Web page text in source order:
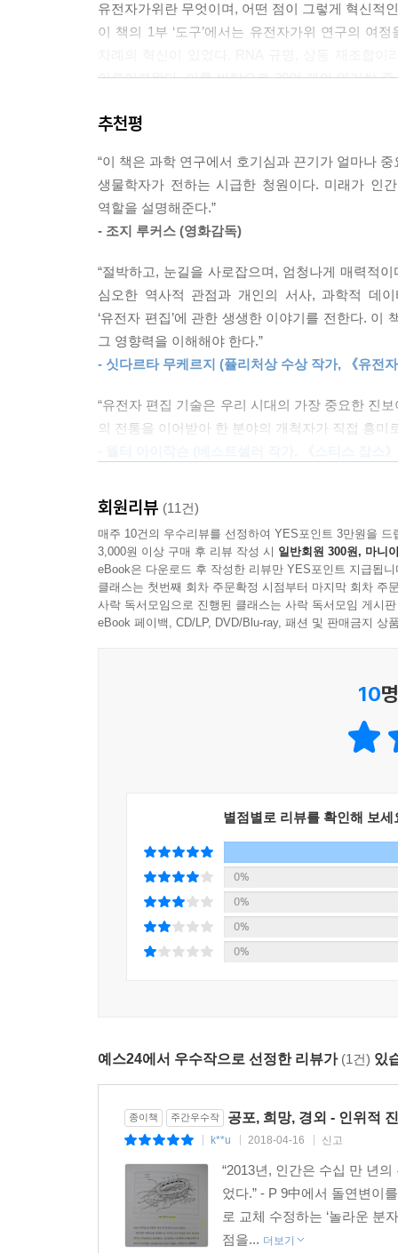
166~167쪽 크리스퍼가 생명공학 기술 무대에서
모든 과학자가 크리스퍼를 이용해서 유전자 편집
179쪽 크리스퍼가 알려진 지 몇 년 안에, 크리스
자에 제초제 저항력을 부여하는 데도 사용되었다
리스퍼를 사용해서 오렌지 게놈을 편집하기도 했
고 있다. 한국 과학자 김진수 연구팀은 바나나 유
200쪽 크리스퍼는 과학자가 더 섬세한 유전자 통
들어, 돼지를 대상으로 한 실험은 크리스퍼가 돼
적으로 생산할 수 있다는 사실을 증명했다.
면역 반응을 유도하는 돼지 유전자를 억제하고,
거하는 데 이르렀다. (…) 목표는 주문에 맞춰 생산
조작으로 뿔 없는 소를 만드는 데 성공했다면, 말
207쪽 크리스퍼는 멸종 동물을 복원할 수 있는 또
복원 계획과 크게 다르지 않다.
216쪽 모기가 특정 병원균을 전파하는 상황을 예
된다. 한편으로는 환자 조직 표본에서 유래한 인
연변이를 크리스퍼로 교정할 것이다. 겸상적혈구
리해서 베타글로빈 유전자 돌연변이를 크리스퍼
이의 면역거부반응을 걱정할 필요가 없다.
242쪽 크리스퍼 이전의 유전자 편집 기술과 달리
주 단순해서 고등학생도 할 수 있다. 사실은 너무
연계해서 게놈의 가장 깊은 곳을 조사하고, 사전
하기 전까지는, 과학자들은 생식세포에 손대서는
259쪽 크리스퍼가 다른 용도로 사용되는 일을 상
자신의 연구가 불러올 결과나 타당성에 대한 고
된 부분에서 악용되거나 남용될 수 있을까?
유전자가위란 무엇이며, 어떤 점이 그렇게 혁신적
이 책의 1부 ‘도구’에서는 유전자가위 연구의 여
이루어져왔다. 이를 바탕으로 30억 개의 염기쌍
그것들은 너무 둔탁한 가위였고, 상용화되기에
정통 교양지식을 얻을 수 있을 것이다.
특이점으로 치닫는 신의 기술,
사피엔스는 스스로의 한계를 초월할 것인가
1부가 연구 개발의 여정을 다루고 있다면, 2부 ‘
SF적인 이야기들이 있다. 근육이 강화된 개, 뿔
도마뱀도, 유니콘도 만들 수 있다. 이건 농담이 아
등의 치료에 새로운 전기가 될 것으로 기대된다.
치료할 수 있는 것이다. 돼지의 장기를 최대한 인
또한 크리스퍼 기술은 식량 문제 해결에 관해서도
오늘날 한국에서는 피부에 와닿지 않지만, 그렇
생명공학은 이러한 맬서스의 저주를 피할 수 있
곡물, 더 건강한 가축, 더 영양가 많은 식품을 우리
저자에 따르면, 이제는 크리스퍼 실험실을 230
있으면 이른바 생명체에 대한 ‘지적설계’를 시도
맞닥뜨리게 되었다고 말한다. 그녀는 자신이 열
“‘원자폭탄의 아버지’ 오펜하이머의 말은 내게
똑같이 말할지도 모른다. 인간 유전자 편집이 핵
상황은 여전히 좋게 보이지 않는다.”(275쪽)
제니퍼 다우드나는 이런 인식 아래 2015년에 ‘국
두루 참여하여 폭넓은 토론을 진행했다. 이 책의
기술에 대한 가이드라인을 확립하는 것이 학제
한국은 반도체 이후에 무엇이 있나
크리스퍼 기술은 단순한 과학 기술이 아니다. 사
매우 중요하다. 한국의 경우 2000년대에 황우석
생명공학 전반에 대한 신뢰가 무너졌고, 이는 강
현재 크리스퍼 기술은 상용화에 매우 근접해 있
다우드나는 이 책에서 특허 관련 이슈에 대해서
저자가 이 책에서 윤리적 문제에 특히 주목하
추천평
“이 책은 과학 연구에서 호기심과 끈기가 얼마나
생물학자가 전하는 시급한 청원이다. 미래가 인
역할을 설명해준다.”
- 조지 루커스 (영화감독)
“절박하고, 눈길을 사로잡으며, 엄청나게 매력적
심오한 역사적 관점과 개인의 서사, 과학적 데
‘유전자 편집’에 관한 생생한 이야기를 전한다.
그 영향력을 이해해야 한다.”
- 싯다르타 무케르지 (퓰리처상 수상 작가, 《유전
“유전자 편집 기술은 우리 시대의 가장 중요한 진
의 전통을 이어받아 한 분야의 개척자가 직접 흥
유전자 편집의 놀라운 가능성을 수용하는 순간
지침서다.”
- 아리아나 허핑턴 (베스트셀러 작가, 허핑턴포스
“제니퍼 다우드나는 기초과학인 크리스퍼와
다우드나는 전문가와 문외한 모두에게 순수한 즐
회원리뷰 (11건)
매주 10건의 우수리뷰를 선정하여 YES포인트 3만원을 드
3,000원 이상 구매 후 리뷰 작성 시 일반회원 300원, 마니
eBook은 다운로드 후 작성한 리뷰만 YES포인트 지급됩니
클래스는 첫번째 회차 주문확정 시점부터 마지막 회차 주
사락 독서모임으로 진행된 클래스는 사락 독서모임 게시
eBook 페이백, CD/LP, DVD/Blu-ray, 패션 및 판매금지 상
10
별점별로 리뷰를 확인해 보세
0%
0%
0%
0%
예스24에서 우수작으로 선정한 리뷰가 (1건) 있
종이책 주간우수작 공포, 희망, 경외 - 인위적
k**u 2018-04-16 신고
“2013년, 인간은 수십 만 년
었다.” - P 9中에서 돌연변이
로 교체 수정하는 ‘놀라운 분
점을... 더보기